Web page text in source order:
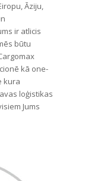
Āziju,
ir atlicis
būtu
kā one-
kura
loģistikas
Jums